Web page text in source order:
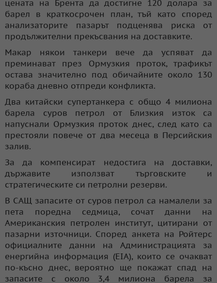
цената на Брента да достигне 120 долара за
барел в краткосрочен план, тъй като според
анализаторите пазарът подценява риска от
продължителни прекъсвания на доставките.
Макар някои танкери вече да успяват да
преминават през Ормузкия проток, трафикът
остава значително под обичайните около 130
кораба дневно отпреди конфликта.
Два китайски супертанкера с общо 4 милиона
барела суров петрол от Близкия изток са
напуснали Ормузкия проток днес, след като са
престояли повече от два месеца в Персийския
залив.
За да компенсират недостига на доставки,
държавите използват търговските и
стратегическите си петролни резерви.
В САЩ запасите от суров петрол са намалели за
пета поредна седмица, сочат данни на
Американския петролен институт, цитирани от
пазарни източници. Според анкета на Ройтерс
официалните данни на Администрацията за
енергийна информация (EIA), които се очакват
по-късно днес, вероятно ще покажат спад на
запасите с около 3,4 милиона барела за